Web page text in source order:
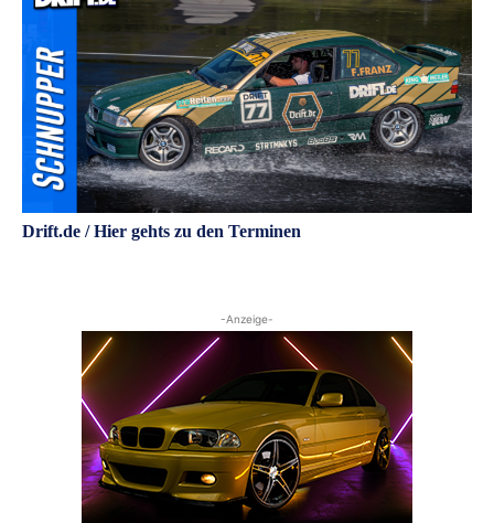
Drift.de / Hier gehts zu den Terminen
-Anzeige-